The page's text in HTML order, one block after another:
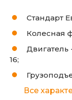
Стандарт
Колесная
Двигатель
16;
Все